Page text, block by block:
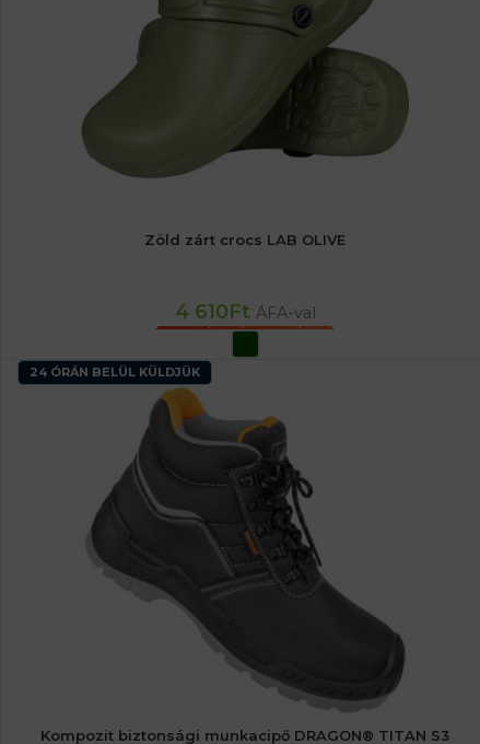
Zöld zárt crocs LAB OLIVE
4 610Ft ÁFA-val
OPCIÓK VÁLASZTÁSA
24 ÓRÁN BELÜL KÜLDJÜK
Kompozit biztonsági munkacipő DRAGON® TITAN S3